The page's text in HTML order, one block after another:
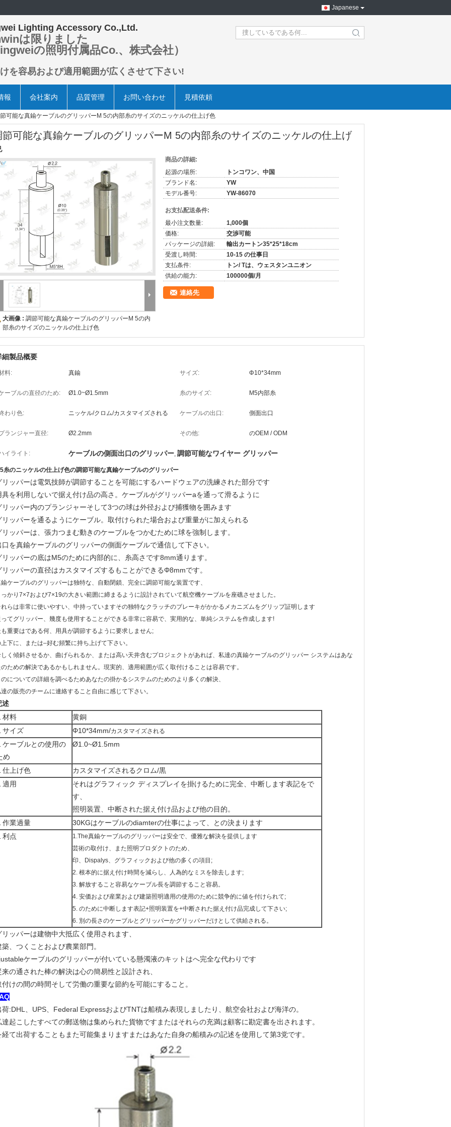
Japanese
Lighting Accessory Co.,Ltd.
は限りました
の照明付属品Co.、株式会社）
を容易および適用範囲が広くさせて下さい!
search
報 会社案内 品質管理 お問い合わせ 見積依頼
可能な真鍮ケーブルのグリッパーM 5の内部糸のサイズのニッケルの仕上げ色
節可能な真鍮ケーブルのグリッパーM 5の内部糸のサイズのニッケルの仕上げ
大画像 : 調節可能な真鍮ケーブルのグリッパーM 5の内
部糸のサイズのニッケルの仕上げ色
商品の詳細:
起源の場所:
トンコワン、中国
ブランド名:
YW
モデル番号:
YW-86070
お支払配送条件:
最小注文数量:
1,000個
価格:
交渉可能
パッケージの詳細:
輸出カートン35*25*18cm
受渡し時間:
10-15 の仕事日
支払条件:
トン/ Tは、ウェスタンユニオン
供給の能力:
100000個/月
連絡先
細製品概要
料: 真鍮 サイズ: Φ10*34mm
ーブルの直径のため: Ø1.0~Ø1.5mm 糸のサイズ: M5内部糸
わり色: ニッケル/クロム/カスタマイズされる ケーブルの出口: 側面出口
ランジャー直径: Ø2.2mm その他: のOEM / ODM
イライト: ケーブルの側面出口のグリッパー, 調節可能なワイヤー グリッパー
糸のニッケルの仕上げ色の調節可能な真鍮ケーブルのグリッパー
リッパーは電気技師が調節することを可能にするハードウェアの洗練された部分です
具を利用しないで据え付け品の高さ。ケーブルがグリッパーaを通って滑るように
リッパー内のプランジャーそして3つの球は外径および捕獲物を囲みます
リッパーを通るようにケーブル。取付けられた場合および重量がに加えられる
リッパーは、張力つまむ動きのケーブルをつかむために球を強制します。
口を真鍮ケーブルのグリッパーの側面ケーブルで通信して下さい。
リッパーの底はM5のために内部的に、糸高さです8mm通ります。
リッパーの直径はカスタマイズするもことができるΦ8mmです。
ケーブルのグリッパーは独特な、自動閉鎖、完全に調節可能な装置です、
かり7×7および7×19の大きい範囲に締まるように設計されていて航空機ケーブルを座礁させました。
らは非常に使いやすい、中持っていますその独特なクラッチのブレーキがかかるメカニズムをグリップ証明します
てグリッパー、幾度も使用することができる非常に容易で、実用的な、単純システムを作成します!
重要はである何、用具が調節するように要求しません;
下に、または–好む頻繁に持ち上げて下さい。
く傾斜させるか、曲げられるか、または高い天井含むプロジェクトがあれば、私達の真鍮ケーブルのグリッパー システムはあな
ための解決であるかもしれません。現実的、適用範囲が広く取付けることは容易です。
についての詳細を調べるためあなたの掛かるシステムのためのより多くの解決、
の販売のチームに連絡すること自由に感じて下さい。
述
材料 黄銅
サイズ Φ10*34mm/カスタマイズされる
ケーブルとの使用の
め
Ø1.0~Ø1.5mm
仕上げ色 カスタマイズされるクロム/黒
適用
それはグラフィック ディスプレイを掛けるために完全、中断します表記をで
す、
照明装置、中断された据え付け品および他の目的。
作業過量 30KGはケーブルのdiamterの仕事によって、との決まります
利点
1.The真鍮ケーブルのグリッパーは安全で、優雅な解決を提供します
芸術の取付け、また照明プロダクトのため、
印、Dispalys、グラフィックおよび他の多くの項目;
2. 根本的に据え付け時間を減らし、人為的なミスを除去します;
3. 解放すること容易なケーブル長を調節すること容易。
4. 安価および産業および建築照明適用の使用のために競争的に値を付けられて;
5. のために中断します表記+照明装置を+中断された据え付け品完成して下さい;
6. 別の長さのケーブルとグリッパーかグリッパーだけとして供給される。
リッパーは建物中大抵広く使用されます、
築、つくことおよび農業部門。
ケーブルのグリッパーが付いている懸濁液のキットはへ完全な代わりです
来の通された棒の解決は心の簡易性と設計され、
付けの間の時間そして労働の重要な節約を可能にすること。
荷:DHL、UPS、Federal ExpressおよびTNTは船積み表現しましたり、航空会社および海洋の。
達起こしたすべての郵送物は集められた貨物ですまたはそれらの充満は顧客に勘定書を出されます。
経て出荷することもまた可能集まりますまたはあなた自身の船積みの記述を使用して第3党です。